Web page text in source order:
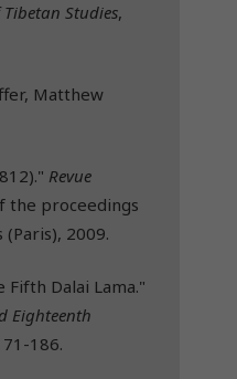
Studies,
Matthew
Revue
the proceedings
2009.
Dalai Lama."
Eighteenth
186.